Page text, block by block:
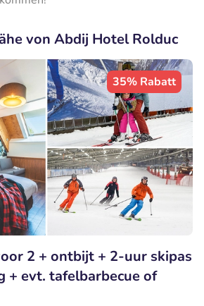
von Abdij Hotel Rolduc
35% Rabatt
2 + ontbijt + 2-uur skipas
+ evt. tafelbarbecue of